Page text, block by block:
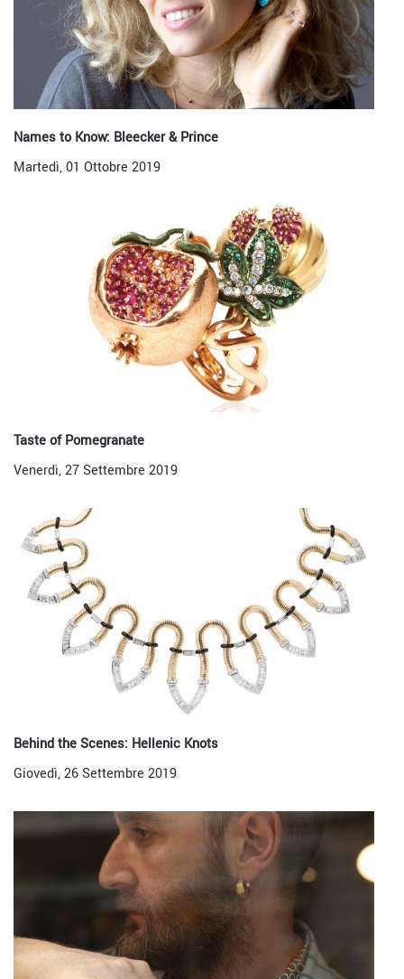
Names to Know: Bleecker & Prince
Martedì, 01 Ottobre 2019
Taste of Pomegranate
Venerdì, 27 Settembre 2019
Behind the Scenes: Hellenic Knots
Giovedì, 26 Settembre 2019